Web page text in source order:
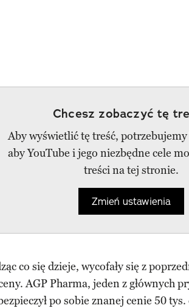
Chcesz zobaczyć tę
Aby wyświetlić tę treść,
aby YouTube i jego niezbędne cele
treści na tej stronie.
Zmień ustawienia
co się dzieje, wycofały się z
AGP Pharma, jeden z głównych
po sobie znanej cenie 50